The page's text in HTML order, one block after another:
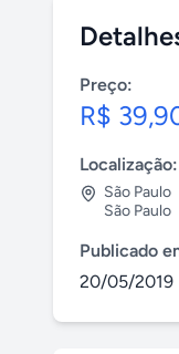
Preço:
R$
Localização:
São Paulo
São Paulo
Publicado
20/05/2019